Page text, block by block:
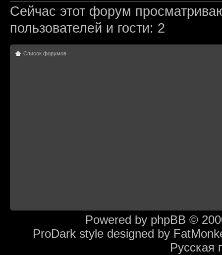
Сейчас этот форум
пользователей и гости: 2
Список форумов
Powered by phpBB ©
ProDark style designed by
Русская